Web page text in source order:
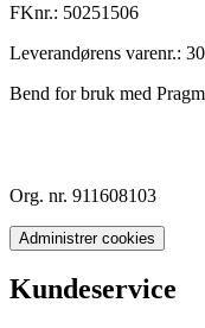
FKnr.: 50251506
Leverandørens varenr.:
Bend for bruk med
Org. nr. 911608103
Administrer cookies
Kundeservice